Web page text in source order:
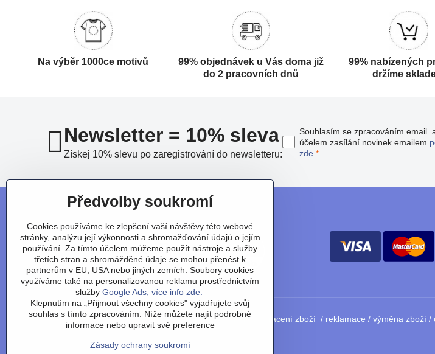
Na výběr 1000ce motivů
99% objednávek u Vás doma již
do 2 pracovních dnů
99% nabízených
držíme
Newsletter = 10% sleva
Získej 10% slevu po zaregistrování do newsletteru:
Souhlasím se zpracováním email.
účelem zasílání novinek emailem
zde *
Obchodní podmínky vrácení zboží/ reklamace / výměna zboží/
Předvolby soukromí
Cookies používáme ke zlepšení vaší návštěvy této webové
stránky, analýzu její výkonnosti a shromažďování údajů o jejím
používání. Za tímto účelem můžeme použít nástroje a služby
třetích stran a shromážděné údaje se mohou přenést k
partnerům v EU, USA nebo jiných zemích. Soubory cookies
využíváme také na personalizovanou reklamu prostřednictvím
služby Google Ads, více info zde.
Klepnutím na „Přijmout všechny cookies" vyjadřujete svůj
souhlas s tímto zpracováním. Níže můžete najít podrobné
informace nebo upravit své preference
Zásady ochrany soukromí